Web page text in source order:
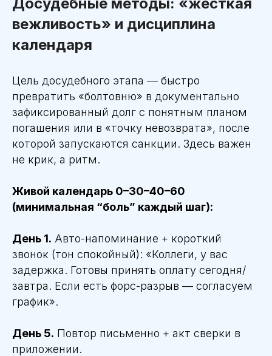
вежливость» и дисциплина
календаря
Цель досудебного этапа — быстро
превратить «болтовню» в документально
зафиксированный долг с понятным планом
погашения или в «точку невозврата», после
которой запускаются санкции. Здесь важен
не крик, а ритм.
Живой календарь 0–30–40–60
(минимальная “боль” каждый шаг):
День 1. Авто-напоминание + короткий
звонок (тон спокойный): «Коллеги, у вас
задержка. Готовы принять оплату сегодня/
завтра. Если есть форс-разрыв — согласуем
график».
День 5. Повтор письменно + акт сверки в
приложении.